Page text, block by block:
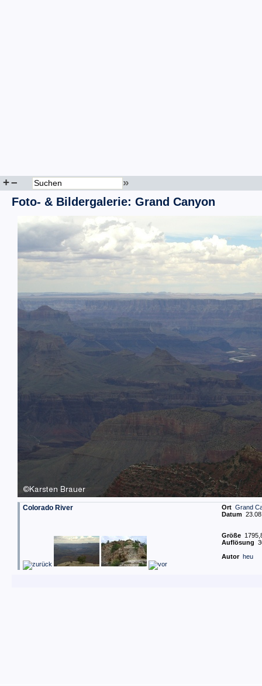
+– »
Foto- & Bildergalerie: Grand Canyon
Colorado River Ort Grand
Datum
Größe
Auflösung
Autor heu